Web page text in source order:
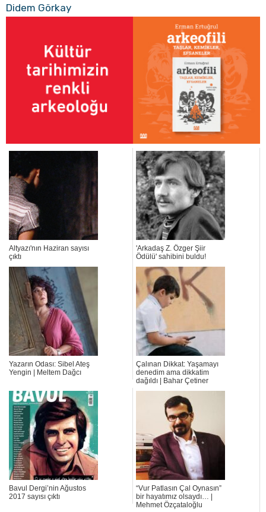
Didem Görkay
Altyazı'nın Haziran sayısı
çıktı
'Arkadaş Z. Özger Şiir
Ödülü' sahibini buldu!
Yazarın Odası: Sibel Ateş
Yengin | Meltem Dağcı
Çalınan Dikkat: Yaşamayı
denedim ama dikkatim
dağıldı | Bahar Çetiner
Bavul Dergi’nin Ağustos
2017 sayısı çıktı
“Vur Patlasın Çal Oynasın”
bir hayatımız olsaydı… |
Mehmet Özçataloğlu